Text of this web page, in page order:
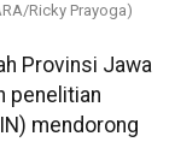
Ricky Prayoga)
Provinsi Jawa
penelitian
mendorong